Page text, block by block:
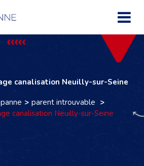
canalisation Neuilly-sur-Seine
parent introuvable
canalisation Neuilly-sur-Seine